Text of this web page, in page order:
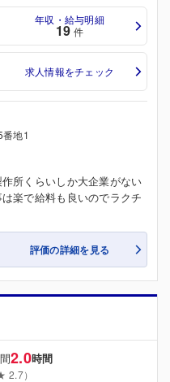
年収・給与明細
19 件
求人情報をチェック
地1
所くらいしか大企業がない
楽で給料も良いのでラクチ
評価の詳細を見る
2.0時間
2.7）